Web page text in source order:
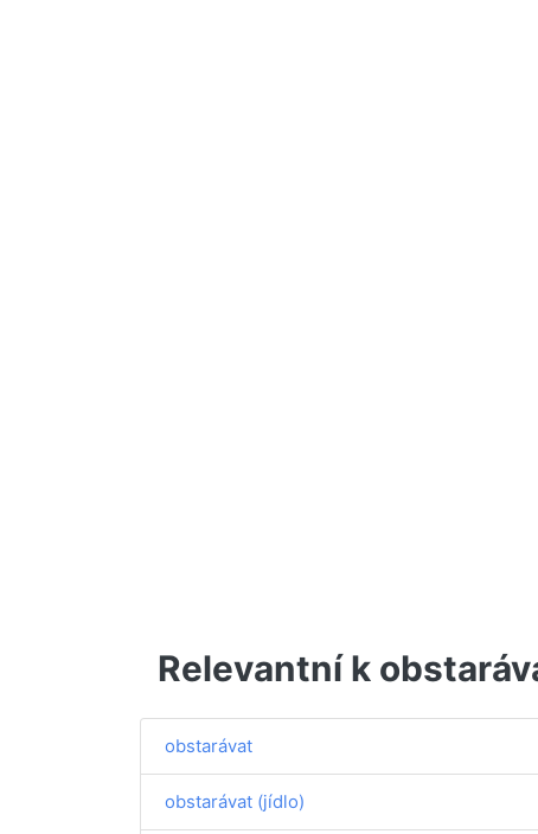
Relevantní k
obstarávat
obstarávat (jídlo)